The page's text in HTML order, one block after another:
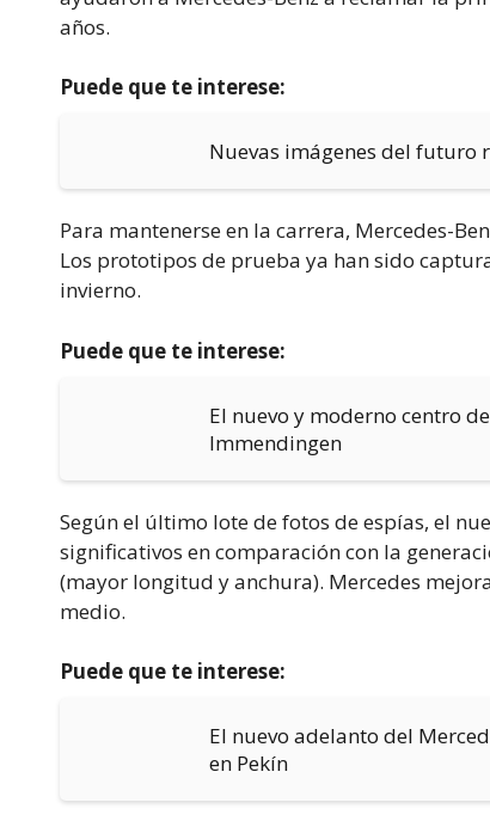
años.
Puede que te interese:
Nuevas imágenes del futuro
Para mantenerse en la carrera, Mercedes-
Los prototipos de prueba ya han sido
invierno.
Puede que te interese:
El nuevo y moderno centro
Immendingen
Según el último lote de fotos de espías, el
significativos en comparación con la
(mayor longitud y anchura). Mercedes
medio.
Puede que te interese:
El nuevo adelanto del
en Pekín